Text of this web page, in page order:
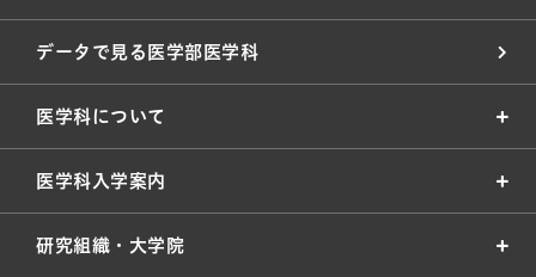
データで見る医学部医学科
医学科について
医学科入学案内
研究組織・大学院